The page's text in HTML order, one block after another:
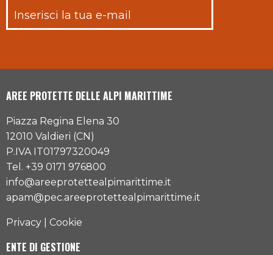
AREE PROTETTE DELLE ALPI MARITTIME
Piazza Regina Elena 30
12010 Valdieri (CN)
P.IVA IT01797320049
Tel. +39 0171 976800
info@areeprotettealpimarittime.it
apam@pec.areeprotettealpimarittime.it
Privacy Cookie
ENTE DI GESTIONE